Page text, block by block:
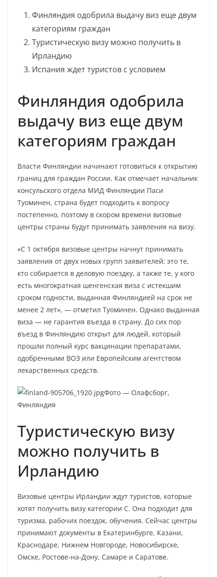
Финляндия одобрила выдачу виз еще двум
категориям граждан
Туристическую визу можно получить в
Ирландию
Испания ждет туристов с условием
Финляндия одобрила
выдачу виз еще двум
категориям граждан
Власти Финляндии начинают готовиться к открытию
границ для граждан России. Как отмечает начальник
консульского отдела МИД Финляндии Паси
Туоминен, страна будет подходить к вопросу
постепенно, поэтому в скором времени визовые
центры страны будут принимать заявления на визу.
«С 1 октября визовые центры начнут принимать
заявления от двух новых групп заявителей: это те,
кто собирается в деловую поездку, а также те, у кого
есть многократная шенгенская виза с истекшим
сроком годности, выданная Финляндией на срок не
менее 2 лет», — отметил Туоминен. Однако выданная
виза — не гарантия въезда в страну. До сих пор
въезд в Финляндию открыт для людей, который
прошли полный курс вакцинации препаратами,
одобренными ВОЗ или Европейским агентством
лекарственных средств.
Фото — Олафсборг,
Финляндия
Туристическую визу
можно получить в
Ирландию
Визовые центры Ирландии ждут туристов, которые
хотят получить визу категории С. Она подходит для
туризма, рабочих поездок, обучения. Сейчас центры
принимают документы в Екатеринбурге, Казани,
Краснодаре, Нижнем Новгороде, Новосибирске,
Омске, Ростове-на-Дону, Самаре и Саратове.